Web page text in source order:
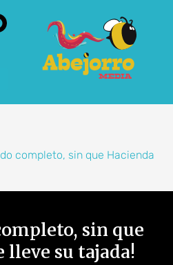
completo, sin que Hacienda
sin que
lleve su tajada!